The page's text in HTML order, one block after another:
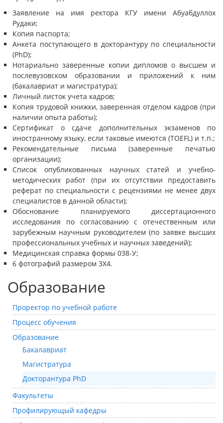
Заявление на имя ректора КГУ имени Абуабдуллох
Рудаки;
Копия паспорта;
Анкета поступающего в докторантуру по специальности
(PhD);
Нотариально заверенные копии дипломов о высшем и
послевузовском образовании и приложений к ним
(бакалавриат и магистратура);
Личный листок учета кадров;
Копия трудовой книжки, заверенная отделом кадров (при
наличии опыта работы);
Сертификат о сдаче дополнительных экзаменов по
иностранному языку, если таковые имеются (TOEFL) и т.п.;
Рекомендательные письма (заверенные печатью
организации);
Список опубликованных научных статей и учебно-
методических работ (при их отсутствии предоставить
реферат по специальности с рецензиями не менее двух
специалистов в данной области);
Обоснование планируемого диссертационного
исследования по согласованию с отечественным или
зарубежным научным руководителем (по заявке высших
профессиональных учебных и научных заведений);
Медицинская справка формы 038-У;
6 фотографий размером 3X4.
Образование
Проректор по учебной работе
Процесс обучения
Образование
Бакалавриат
Магистратура
Докторантура PhD
Факультеты
Профилирующый кафедры